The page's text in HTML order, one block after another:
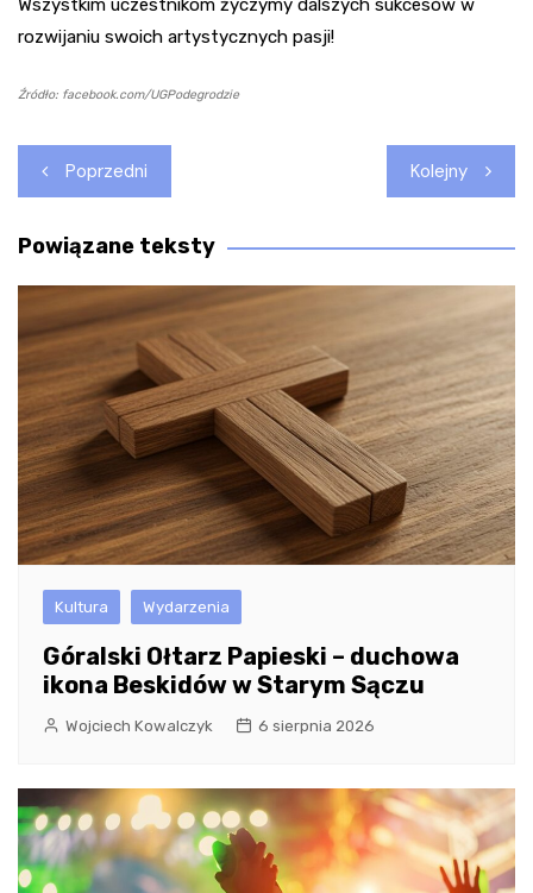
Wszystkim uczestnikom życzymy dalszych sukcesów w
rozwijaniu swoich artystycznych pasji!
Źródło: facebook.com/UGPodegrodzie
Nawigacja
wpisu
Poprzedni Kolejny
Powiązane teksty
Kultura Wydarzenia
Góralski Ołtarz Papieski – duchowa
ikona Beskidów w Starym Sączu
Wojciech Kowalczyk 6 sierpnia 2026